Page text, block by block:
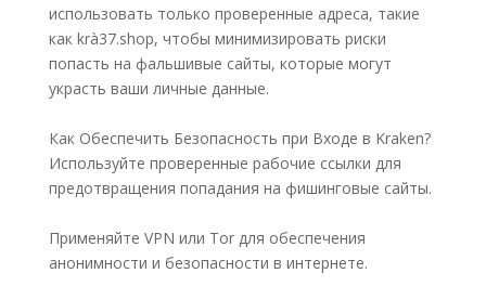
использовать только проверенные адреса, такие
как krà37.shop, чтобы минимизировать риски
попасть на фальшивые сайты, которые могут
украсть ваши личные данные.
Как Обеспечить Безопасность при Входе в Kraken?
Используйте проверенные рабочие ссылки для
предотвращения попадания на фишинговые сайты.
Применяйте VPN или Tor для обеспечения
анонимности и безопасности в интернете.